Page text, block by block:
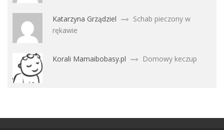
Katarzyna Grządziel
Schab pieczony w
rękawie
Korali Mamaibobasy.pl Domowy keczup